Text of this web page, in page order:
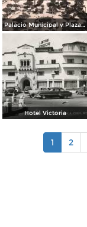
Palacio Municipal y Plaza de Armas
Hotel Victoria
1 2